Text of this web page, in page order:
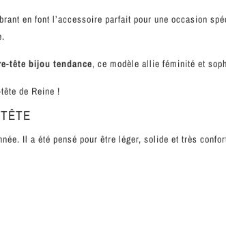
en font l’accessoire parfait pour une occasion
tête bijou tendance, ce modèle allie féminité et
de Reine !
Il a été pensé pour être léger, solide et très